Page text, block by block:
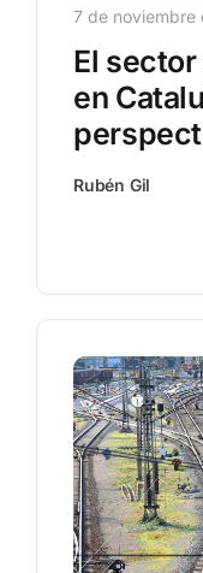
7 de noviembre
El
en
Rubén Gil